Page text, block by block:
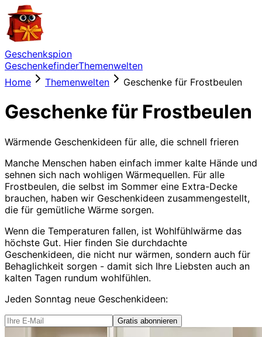
Geschenkspion
GeschenkefinderThemenwelten
Home
Themenwelten Geschenke für Frostbeulen
Geschenke für Frostbeulen
Wärmende Geschenkideen für alle, die schnell frieren
Manche Menschen haben einfach immer kalte Hände und
sehnen sich nach wohligen Wärmequellen. Für alle
Frostbeulen, die selbst im Sommer eine Extra-Decke
brauchen, haben wir Geschenkideen zusammengestellt,
die für gemütliche Wärme sorgen.
Wenn die Temperaturen fallen, ist Wohlfühlwärme das
höchste Gut. Hier finden Sie durchdachte
Geschenkideen, die nicht nur wärmen, sondern auch für
Behaglichkeit sorgen - damit sich Ihre Liebsten auch an
kalten Tagen rundum wohlfühlen.
Jeden Sonntag neue Geschenkideen:
Gratis abonnieren